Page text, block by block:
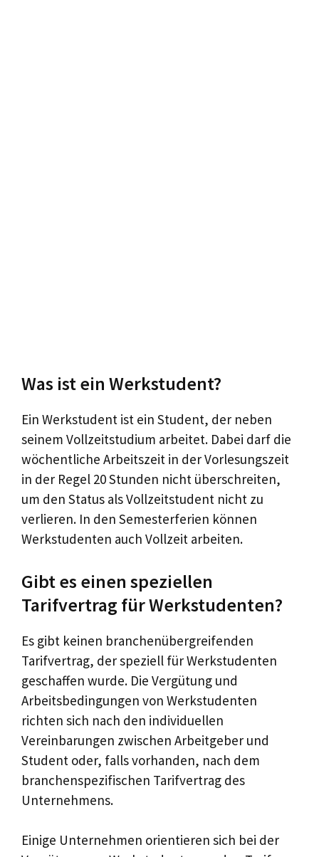
Was ist ein Werkstudent?
Ein Werkstudent ist ein Student, der neben
seinem Vollzeitstudium arbeitet. Dabei darf die
wöchentliche Arbeitszeit in der Vorlesungszeit
in der Regel 20 Stunden nicht überschreiten,
um den Status als Vollzeitstudent nicht zu
verlieren. In den Semesterferien können
Werkstudenten auch Vollzeit arbeiten.
Gibt es einen speziellen
Tarifvertrag für Werkstudenten?
Es gibt keinen branchenübergreifenden
Tarifvertrag, der speziell für Werkstudenten
geschaffen wurde. Die Vergütung und
Arbeitsbedingungen von Werkstudenten
richten sich nach den individuellen
Vereinbarungen zwischen Arbeitgeber und
Student oder, falls vorhanden, nach dem
branchenspezifischen Tarifvertrag des
Unternehmens.
Einige Unternehmen orientieren sich bei der